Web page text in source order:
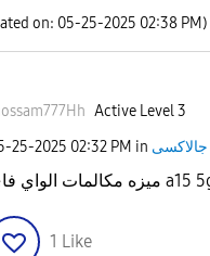
on: 05-25-2025 02:38 PM)
Active Level 3
25-2025 02:32 PM in
1 Like